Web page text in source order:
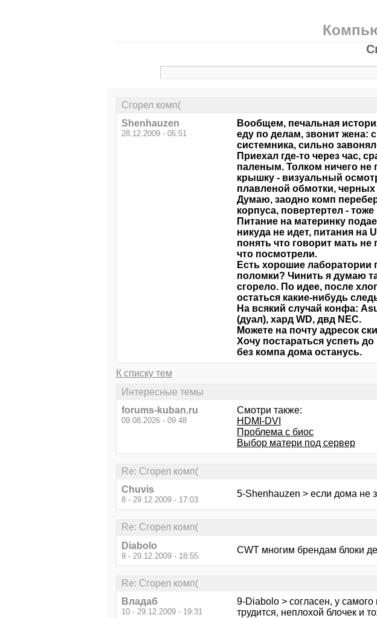
Сгорел комп(
Shenhauzen
28.12.2009 - 05:51
Вообщем, печальная
еду по делам, звонит жена:
системника, сильно
Приехал где-то через час,
паленым. Толком ничего не
крышку - визуальный
плавленой обмотки,
Думаю, заодно комп
корпуса, повертертел -
Питание на материнку
никуда не идет, питания на
понять что говорит мать
что посмотрели.
Есть хорошие лаборатории
поломки? Чинить я думаю
сгорело. По идее, после
остаться какие-нибудь
На всякий случай конфа:
(дуал), хард WD, двд NEC.
Можете на почту адресок
Хочу постараться успеть
без компа дома останусь.
К списку тем
Интересные темы
forums-kuban.ru
09.08.2026 - 09:48
Смотри также:
HDMI-DVI
Проблема с биос
Выбор матери под сервер
Re: Сгорел комп(
Chuvis
8 - 29.12.2009 - 17:03
5-Shenhauzen > если дома не
Re: Сгорел комп(
Diabolo
9 - 29.12.2009 - 18:55
CWT многим брендам блоки
Re: Сгорел комп(
Владаб
10 - 29.12.2009 - 19:31
9-Diabolo > согласен, у
трудится, неплохой блочек и